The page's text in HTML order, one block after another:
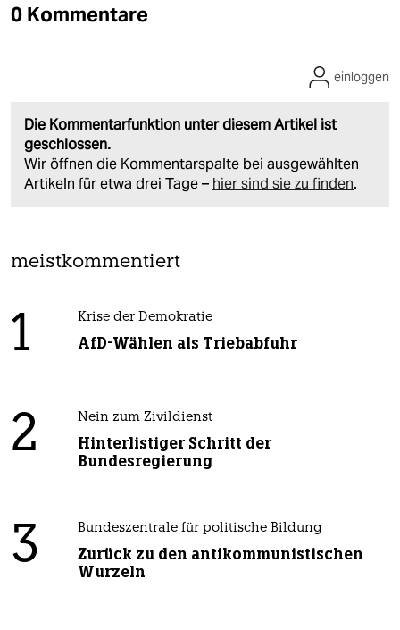
0 Kommentare
Die Kommentarfunktion unter diesem Artikel ist
geschlossen.
Wir öffnen die Kommentarspalte bei ausgewählten
Artikeln für etwa drei Tage – hier sind sie zu finden.
einloggen
meistkommentiert
1 Krise der Demokratie
AfD-Wählen als Triebabfuhr
2 Nein zum Zivildienst
Hinterlistiger Schritt der
Bundesregierung
3 Bundeszentrale für politische Bildung
Zurück zu den antikommunistischen
Wurzeln